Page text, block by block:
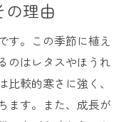
理由
す。この季節に植え
のはレタスやほうれ
較的寒さに強く、
ます。また、成長が